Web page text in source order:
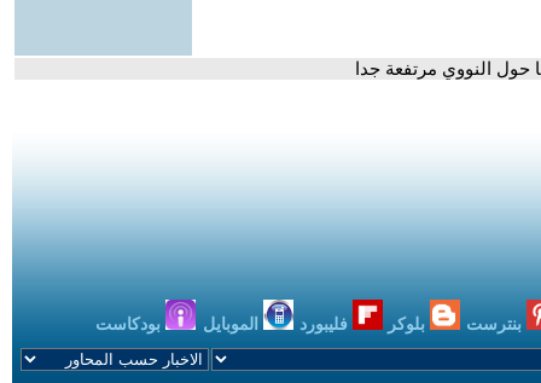
حول النووي مرتفعة جدا
بنترست بلوكر فليبورد الموبايل بودكاست